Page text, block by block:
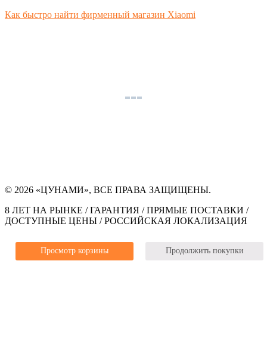
Как быстро найти фирменный магазин Xiaomi
© 2026 «ЦУНАМИ», ВСЕ ПРАВА ЗАЩИЩЕНЫ.
8 ЛЕТ НА РЫНКЕ / ГАРАНТИЯ / ПРЯМЫЕ ПОСТАВКИ /
ДОСТУПНЫЕ ЦЕНЫ / РОССИЙСКАЯ ЛОКАЛИЗАЦИЯ
Просмотр корзины Продолжить покупки